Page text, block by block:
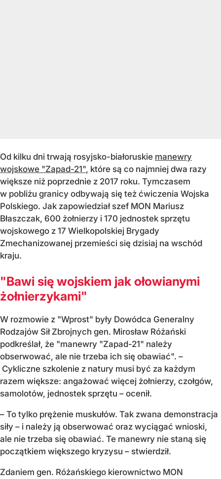
Od kilku dni trwają rosyjsko-białoruskie manewry
wojskowe "Zapad-21", które są co najmniej dwa razy
większe niż poprzednie z 2017 roku. Tymczasem
w pobliżu granicy odbywają się też ćwiczenia Wojska
Polskiego. Jak zapowiedział szef MON Mariusz
Błaszczak, 600 żołnierzy i 170 jednostek sprzętu
wojskowego z 17 Wielkopolskiej Brygady
Zmechanizowanej przemieści się dzisiaj na wschód
kraju.
"Bawi się wojskiem jak ołowianymi
żołnierzykami"
W rozmowie z "Wprost" były Dowódca Generalny
Rodzajów Sił Zbrojnych gen. Mirosław Różański
podkreślał, że "manewry "Zapad-21" należy
obserwować, ale nie trzeba ich się obawiać". –
Cykliczne szkolenie z natury musi być za każdym
razem większe: angażować więcej żołnierzy, czołgów,
samolotów, jednostek sprzętu – ocenił.
– To tylko prężenie muskułów. Tak zwana demonstracja
siły – i należy ją obserwować oraz wyciągać wnioski,
ale nie trzeba się obawiać. Te manewry nie staną się
początkiem większego kryzysu – stwierdził.
Zdaniem gen. Różańskiego kierownictwo MON